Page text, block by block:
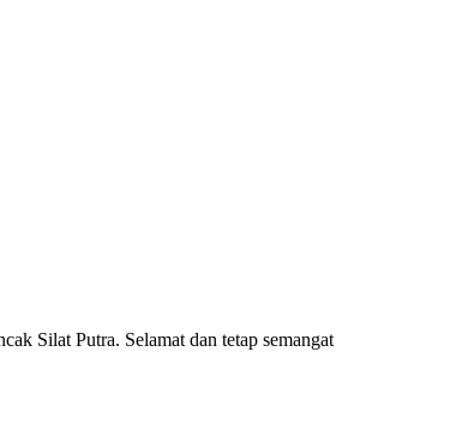
Silat Putra. Selamat dan tetap semangat